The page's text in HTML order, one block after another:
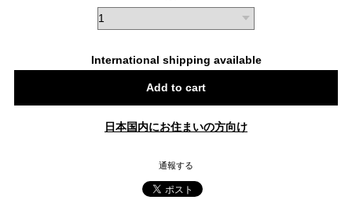
International shipping available
Add to cart
日本国内にお住まいの方向け
通報する